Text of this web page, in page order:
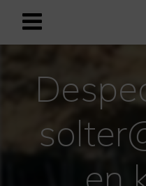
Español
Mediterráneo